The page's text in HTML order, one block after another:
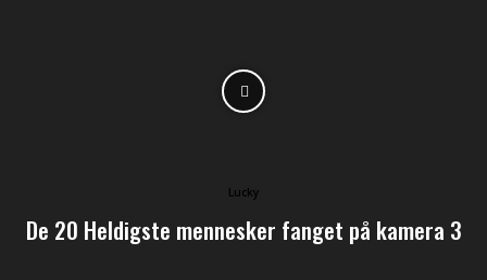
Lucky
De 20 Heldigste mennesker fanget på kamera 3